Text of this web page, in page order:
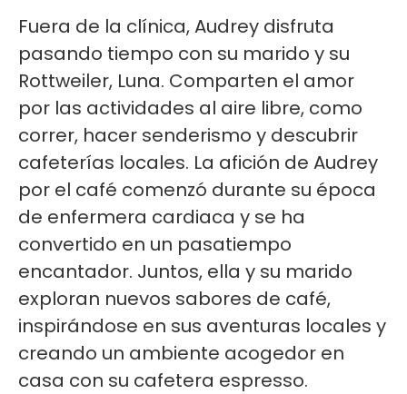
Fuera de la clínica, Audrey disfruta
pasando tiempo con su marido y su
Rottweiler, Luna. Comparten el amor
por las actividades al aire libre, como
correr, hacer senderismo y descubrir
cafeterías locales. La afición de Audrey
por el café comenzó durante su época
de enfermera cardiaca y se ha
convertido en un pasatiempo
encantador. Juntos, ella y su marido
exploran nuevos sabores de café,
inspirándose en sus aventuras locales y
creando un ambiente acogedor en
casa con su cafetera espresso.